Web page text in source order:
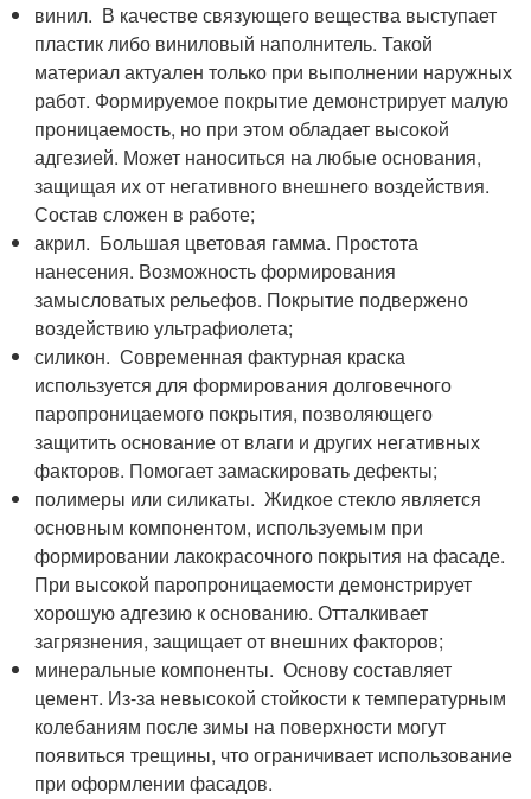
винил. В качестве связующего вещества выступает
пластик либо виниловый наполнитель. Такой
материал актуален только при выполнении наружных
работ. Формируемое покрытие демонстрирует малую
проницаемость, но при этом обладает высокой
адгезией. Может наноситься на любые основания,
защищая их от негативного внешнего воздействия.
Состав сложен в работе;
акрил. Большая цветовая гамма. Простота
нанесения. Возможность формирования
замысловатых рельефов. Покрытие подвержено
воздействию ультрафиолета;
силикон. Современная фактурная краска
используется для формирования долговечного
паропроницаемого покрытия, позволяющего
защитить основание от влаги и других негативных
факторов. Помогает замаскировать дефекты;
полимеры или силикаты. Жидкое стекло является
основным компонентом, используемым при
формировании лакокрасочного покрытия на фасаде.
При высокой паропроницаемости демонстрирует
хорошую адгезию к основанию. Отталкивает
загрязнения, защищает от внешних факторов;
минеральные компоненты. Основу составляет
цемент. Из-за невысокой стойкости к температурным
колебаниям после зимы на поверхности могут
появиться трещины, что ограничивает использование
при оформлении фасадов.